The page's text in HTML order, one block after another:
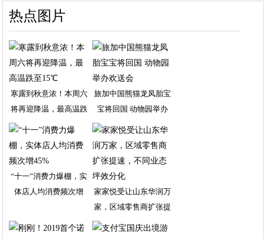
热点图片
寒露到秋意浓！本周六
将再迎降温，最高温跌
旅加中国熊猫龙凤胎宝
宝将回国 动物园举办
“十一”消费力爆棚，实
体店人均消费频次增
家家悦受让山东华润万
家，区域零售商扩张提